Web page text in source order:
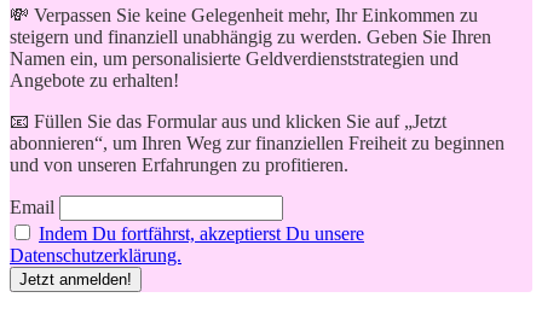
💸 Verpassen Sie keine Gelegenheit mehr, Ihr Einkommen zu
steigern und finanziell unabhängig zu werden. Geben Sie Ihren
Namen ein, um personalisierte Geldverdienststrategien und
Angebote zu erhalten!
📧 Füllen Sie das Formular aus und klicken Sie auf „Jetzt
abonnieren“, um Ihren Weg zur finanziellen Freiheit zu beginnen
und von unseren Erfahrungen zu profitieren.
Email
Indem Du fortfährst, akzeptierst Du unsere
Datenschutzerklärung.